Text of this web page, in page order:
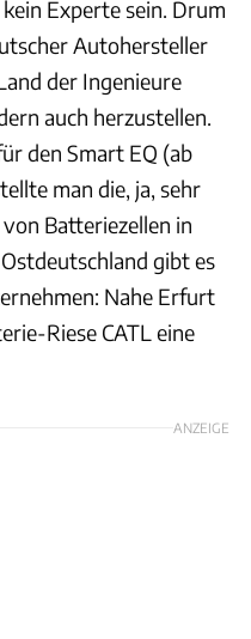
Experte sein. Drum
Autohersteller
der Ingenieure
auch herzustellen.
den Smart EQ (ab
man die, ja, sehr
Batteriezellen in
gibt es
Nahe Erfurt
Riese CATL eine
ANZEIGE